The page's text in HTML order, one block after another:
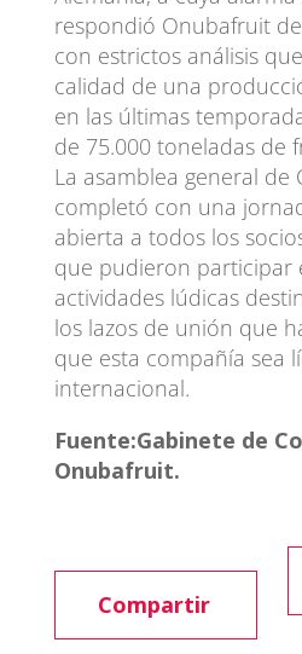
respondió Onubafruit
con estrictos análisis
calidad de una
en las últimas
de 75.000 toneladas de
La asamblea general de
completó con una
abierta a todos los
que pudieron participar
actividades lúdicas
los lazos de unión que
que esta compañía sea
internacional.
Fuente:Gabinete de
Onubafruit.
Compartir